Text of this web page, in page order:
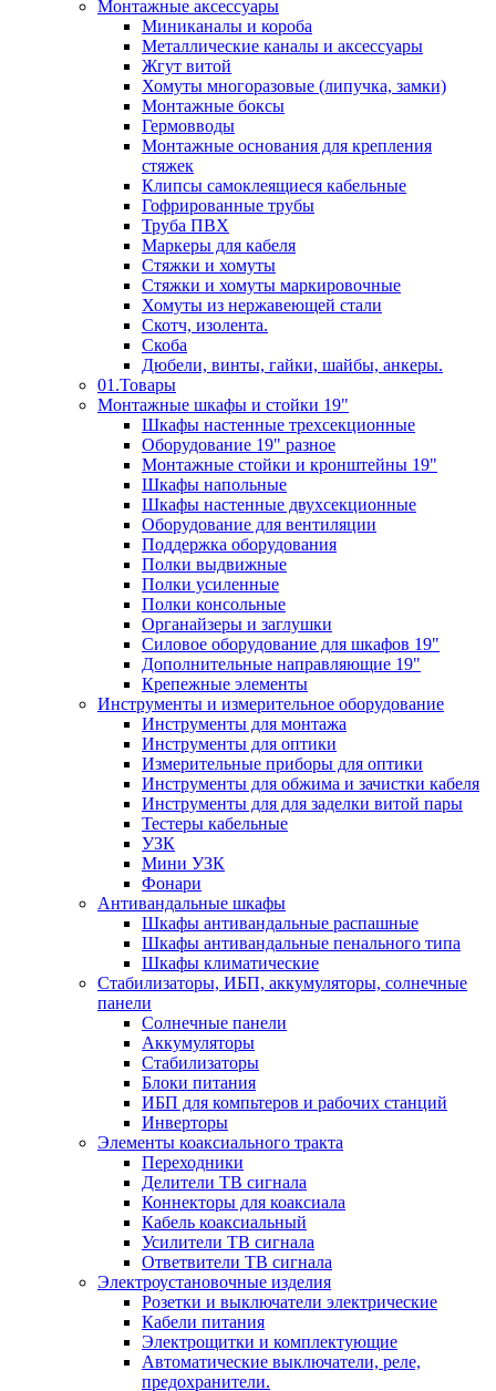
Монтажные аксессуары
Миниканалы и короба
Металлические каналы и аксессуары
Жгут витой
Хомуты многоразовые (липучка, замки)
Монтажные боксы
Гермовводы
Монтажные основания для крепления
стяжек
Клипсы самоклеящиеся кабельные
Гофрированные трубы
Труба ПВХ
Маркеры для кабеля
Стяжки и хомуты
Стяжки и хомуты маркировочные
Хомуты из нержавеющей стали
Скотч, изолента.
Скоба
Дюбели, винты, гайки, шайбы, анкеры.
01.Товары
Монтажные шкафы и стойки 19"
Шкафы настенные трехсекционные
Оборудование 19" разное
Монтажные стойки и кронштейны 19"
Шкафы напольные
Шкафы настенные двухсекционные
Оборудование для вентиляции
Поддержка оборудования
Полки выдвижные
Полки усиленные
Полки консольные
Органайзеры и заглушки
Силовое оборудование для шкафов 19"
Дополнительные направляющие 19"
Крепежные элементы
Инструменты и измерительное оборудование
Инструменты для монтажа
Инструменты для оптики
Измерительные приборы для оптики
Инструменты для обжима и зачистки кабеля
Инструменты для для заделки витой пары
Тестеры кабельные
УЗК
Мини УЗК
Фонари
Антивандальные шкафы
Шкафы антивандальные распашные
Шкафы антивандальные пенального типа
Шкафы климатические
Стабилизаторы, ИБП, аккумуляторы, солнечные
панели
Солнечные панели
Аккумуляторы
Стабилизаторы
Блоки питания
ИБП для компьтеров и рабочих станций
Инверторы
Элементы коаксиального тракта
Переходники
Делители ТВ сигнала
Коннекторы для коаксиала
Кабель коаксиальный
Усилители ТВ сигнала
Ответвители ТВ сигнала
Электроустановочные изделия
Розетки и выключатели электрические
Кабели питания
Электрощитки и комплектующие
Автоматические выключатели, реле,
предохранители.